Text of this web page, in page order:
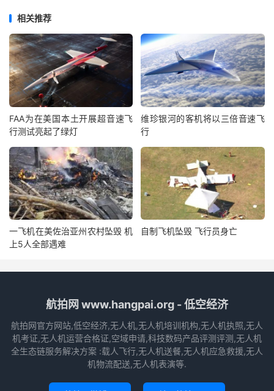
相关推荐
FAA为在美国本土开展超音速飞
行测试亮起了绿灯
维珍银河的客机将以三倍音速飞
行
一飞机在美佐治亚州农村坠毁 机
上5人全部遇难
自制飞机坠毁 飞行员身亡
航拍网 www.hangpai.org - 低空经济
航拍网官方网站,低空经济,无人机,无人机培训机构,无人机执照,无人
机考证,无人机运营合格证,空域申请,科技数码产品评测评测,无人机
全生态链服务解决方案 :载人飞行,无人机送餐,无人机应急救援,无人
机物流配送,无人机表演等.